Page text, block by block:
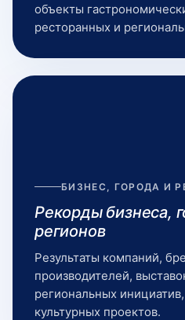
объекты
ресторанных и
БИЗНЕС, ГОРОДА И
Рекорды бизнеса,
регионов
Результаты компаний,
производителей,
региональных
культурных проектов.